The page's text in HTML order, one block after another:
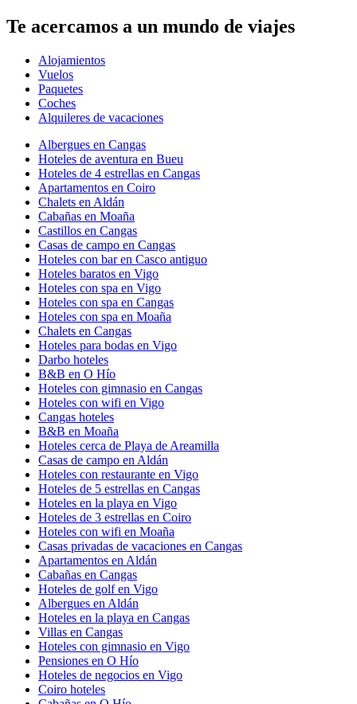
Te acercamos a un mundo de viajes
Alojamientos
Vuelos
Paquetes
Coches
Alquileres de vacaciones
Albergues en Cangas
Hoteles de aventura en Bueu
Hoteles de 4 estrellas en Cangas
Apartamentos en Coiro
Chalets en Aldán
Cabañas en Moaña
Castillos en Cangas
Casas de campo en Cangas
Hoteles con bar en Casco antiguo
Hoteles baratos en Vigo
Hoteles con spa en Vigo
Hoteles con spa en Cangas
Hoteles con spa en Moaña
Chalets en Cangas
Hoteles para bodas en Vigo
Darbo hoteles
B&B en O Hío
Hoteles con gimnasio en Cangas
Hoteles con wifi en Vigo
Cangas hoteles
B&B en Moaña
Hoteles cerca de Playa de Areamilla
Casas de campo en Aldán
Hoteles con restaurante en Vigo
Hoteles de 5 estrellas en Cangas
Hoteles en la playa en Vigo
Hoteles de 3 estrellas en Coiro
Hoteles con wifi en Moaña
Casas privadas de vacaciones en Cangas
Apartamentos en Aldán
Cabañas en Cangas
Hoteles de golf en Vigo
Albergues en Aldán
Hoteles en la playa en Cangas
Villas en Cangas
Hoteles con gimnasio en Vigo
Pensiones en O Hío
Hoteles de negocios en Vigo
Coiro hoteles